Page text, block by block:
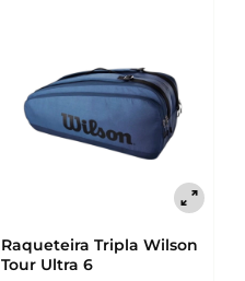
Raqueteira Tripla Wilson
Tour Ultra 6